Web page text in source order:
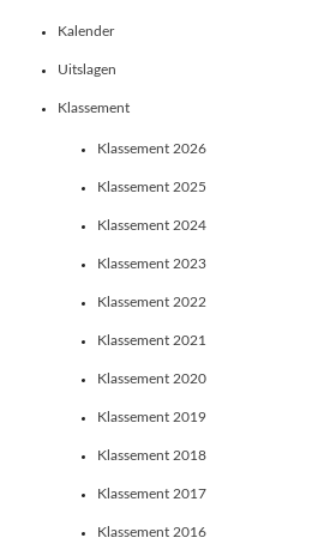
Kalender
Uitslagen
Klassement
Klassement 2026
Klassement 2025
Klassement 2024
Klassement 2023
Klassement 2022
Klassement 2021
Klassement 2020
Klassement 2019
Klassement 2018
Klassement 2017
Klassement 2016